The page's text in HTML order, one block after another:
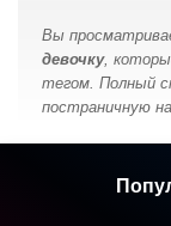
Вы
девочку,
тегом. Полный
постраничную